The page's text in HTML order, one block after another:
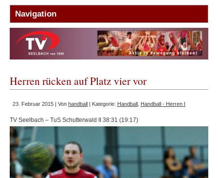
Herren rücken auf Platz vier vor
23. Februar 2015 | Von handball | Kategorie: Handball Handball - Herren I
TV Seelbach – TuS Schutterwald II 38:31 (19:17)